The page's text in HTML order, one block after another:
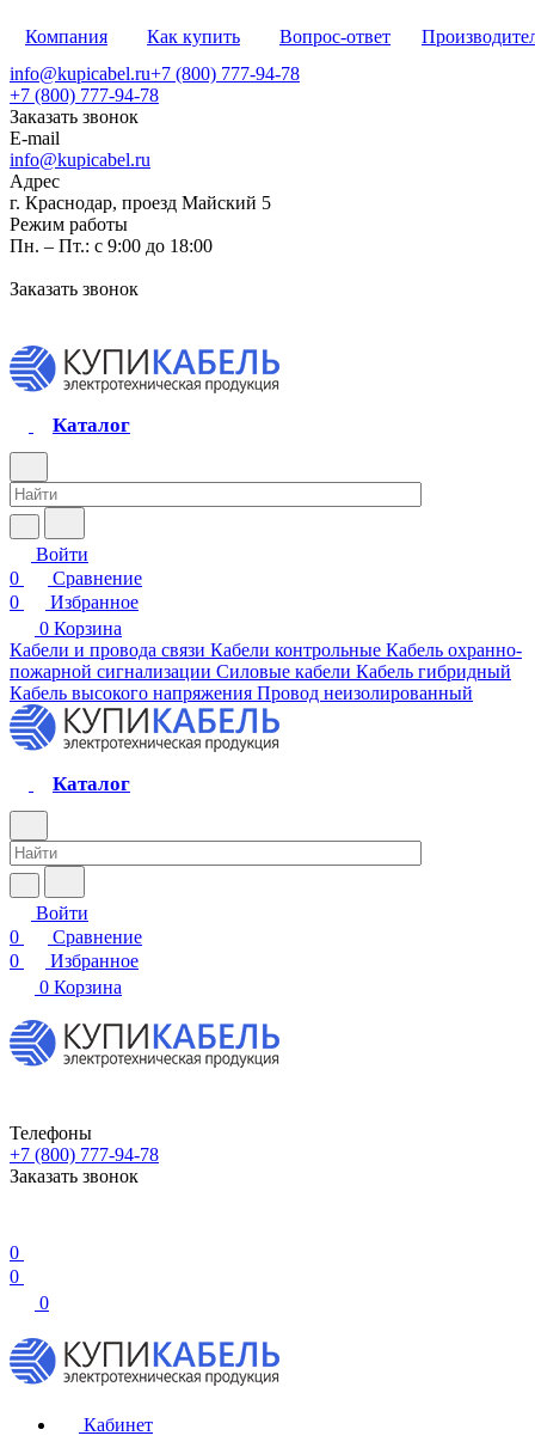
Компания Как купить Вопрос-ответ
info@kupicabel.ru+7 (800) 777-94-78
+7 (800) 777-94-78
Заказать звонок
E-mail
info@kupicabel.ru
Адрес
г. Краснодар, проезд Майский 5
Режим работы
Пн. – Пт.: с 9:00 до 18:00
Заказать звонок
Каталог
Войти
0
Сравнение
0
Избранное
0 Корзина
Кабели и провода связи Кабели контрольные Кабель охранно-
пожарной сигнализации Силовые кабели Кабель гибридный
Кабель высокого напряжения Провод неизолированный
Каталог
Войти
0
Сравнение
0
Избранное
0 Корзина
Телефоны
+7 (800) 777-94-78
Заказать звонок
0
0
0
Кабинет